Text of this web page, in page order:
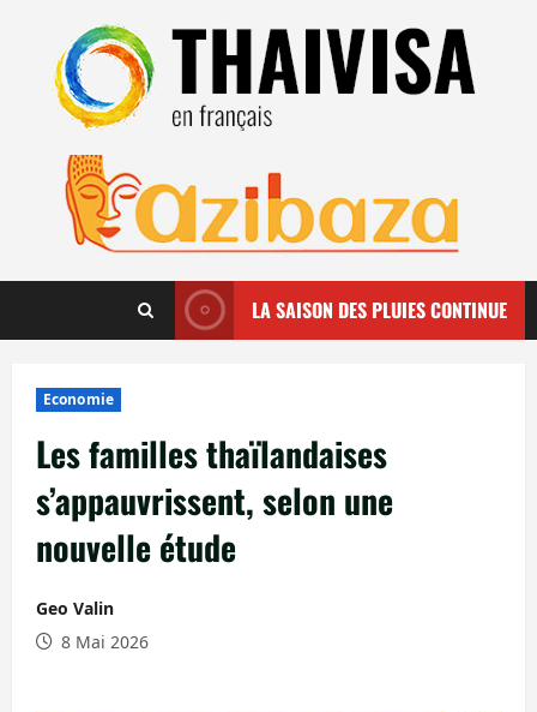
contenu
LA SAISON DES PLUIES CONTINUE
Economie
Les familles thaïlandaises
s’appauvrissent, selon une
nouvelle étude
Geo Valin
8 Mai 2026